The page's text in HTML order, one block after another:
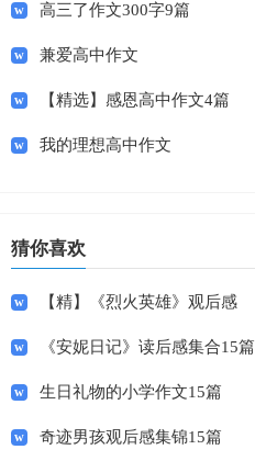
高三了作文300字9篇
兼爱高中作文
【精选】感恩高中作文4篇
我的理想高中作文
猜你喜欢
【精】《烈火英雄》观后感
《安妮日记》读后感集合15篇
生日礼物的小学作文15篇
奇迹男孩观后感集锦15篇